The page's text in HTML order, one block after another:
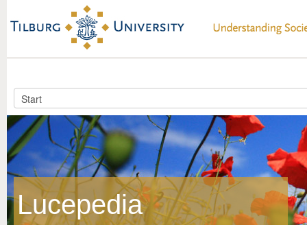
Lucepedia